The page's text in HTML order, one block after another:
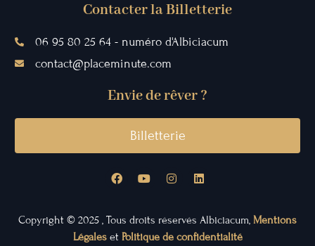
Contacter la Billetterie
06 95 80 25 64 - numéro d'Albiciacum
contact@placeminute.com
Envie de rêver ?
Billetterie
Copyright © 2025 , Tous droits réservés Albiciacum, Mentions
Légaleset Politique de confidentialité